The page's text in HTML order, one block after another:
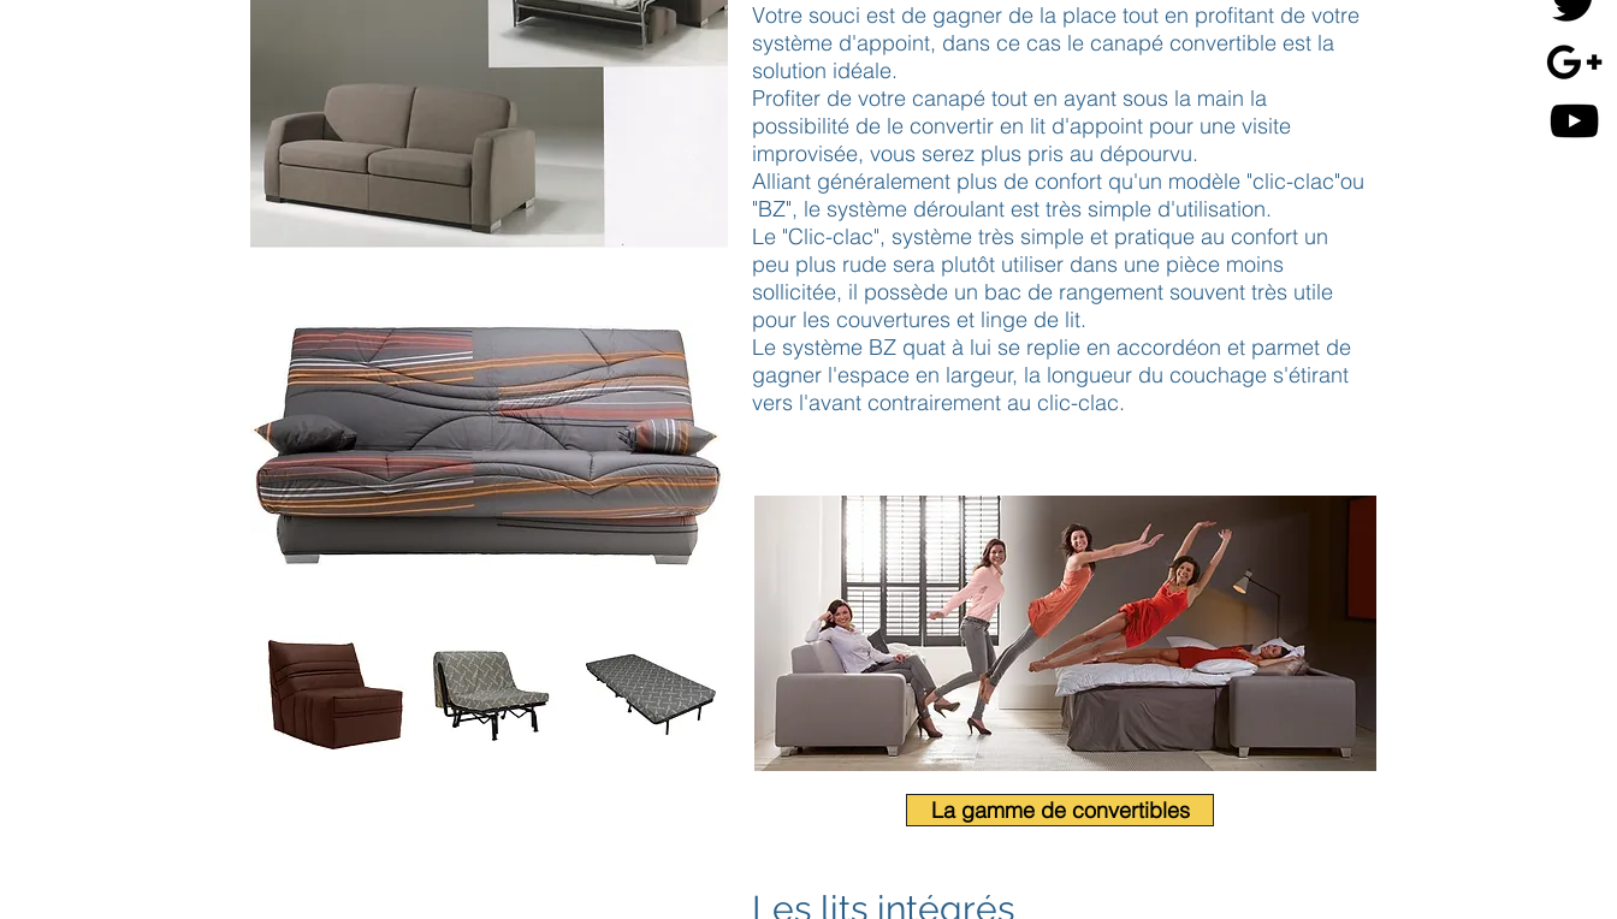
Votre souci est de gagner de la place tout en profitant de votre
système d'appoint, dans ce cas le canapé convertible est la
solution idéale.
Profiter de votre canapé tout en ayant sous la main la
possibilité de le convertir en lit d'appoint pour une visite
improvisée, vous serez plus pris au dépourvu.
Alliant généralement plus de confort qu'un modèle "clic-clac"ou
"BZ", le système déroulant est très simple d'utilisation.
Le "Clic-clac", système très simple et pratique au confort un
peu plus rude sera plutôt utiliser dans une pièce moins
sollicitée, il possède un bac de rangement souvent très utile
pour les couvertures et linge de lit.
Le système BZ quat à lui se replie en accordéon et parmet de
gagner l'espace en largeur, la longueur du couchage s'étirant
vers l'avant contrairement au clic-clac.
La gamme de convertibles
Les lits intégrés